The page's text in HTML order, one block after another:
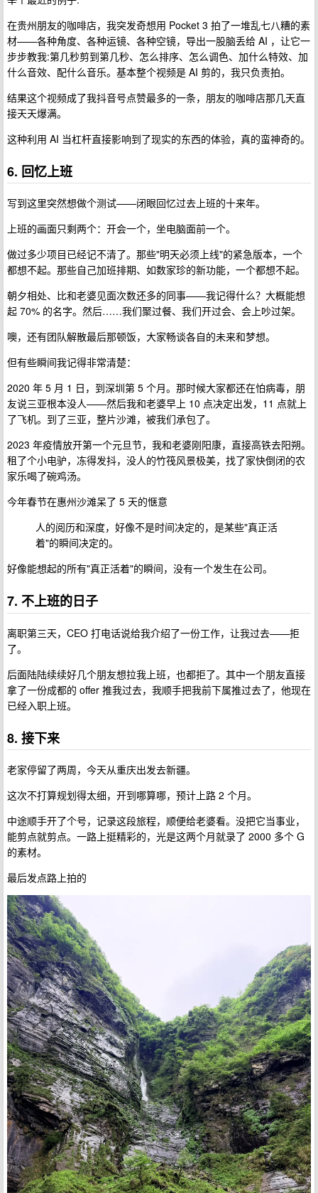
在贵州朋友的咖啡店，我突发奇想用 Pocket 3 拍了一堆乱七八糟的素
材——各种角度、各种运镜、各种空镜，导出一股脑丢给 AI ，让它一
步步教我:第几秒剪到第几秒、怎么排序、怎么调色、加什么特效、加
什么音效、配什么音乐。基本整个视频是 AI 剪的，我只负责拍。
结果这个视频成了我抖音号点赞最多的一条，朋友的咖啡店那几天直
接天天爆满。
这种利用 AI 当杠杆直接影响到了现实的东西的体验，真的蛮神奇的。
6. 回忆上班
写到这里突然想做个测试——闭眼回忆过去上班的十来年。
上班的画面只剩两个：开会一个，坐电脑面前一个。
做过多少项目已经记不清了。那些"明天必须上线"的紧急版本，一个
都想不起。那些自己加班排期、如数家珍的新功能，一个都想不起。
朝夕相处、比和老婆见面次数还多的同事——我记得什么？大概能想
起 70% 的名字。然后……我们聚过餐、我们开过会、会上吵过架。
噢，还有团队解散最后那顿饭，大家畅谈各自的未来和梦想。
但有些瞬间我记得非常清楚：
2020 年 5 月 1 日，到深圳第 5 个月。那时候大家都还在怕病毒，朋
友说三亚根本没人——然后我和老婆早上 10 点决定出发，11 点就上
了飞机。到了三亚，整片沙滩，被我们承包了。
2023 年疫情放开第一个元旦节，我和老婆刚阳康，直接高铁去阳朔。
租了个小电驴，冻得发抖，没人的竹筏风景极美，找了家快倒闭的农
家乐喝了碗鸡汤。
今年春节在惠州沙滩呆了 5 天的惬意
人的阅历和深度，好像不是时间决定的，是某些"真正活
着"的瞬间决定的。
好像能想起的所有"真正活着"的瞬间，没有一个发生在公司。
7. 不上班的日子
离职第三天，CEO 打电话说给我介绍了一份工作，让我过去——拒
了。
后面陆陆续续好几个朋友想拉我上班，也都拒了。其中一个朋友直接
拿了一份成都的 offer 推我过去，我顺手把我前下属推过去了，他现在
已经入职上班。
8. 接下来
老家停留了两周，今天从重庆出发去新疆。
这次不打算规划得太细，开到哪算哪，预计上路 2 个月。
中途顺手开了个号，记录这段旅程，顺便给老婆看。没把它当事业，
能剪点就剪点。一路上挺精彩的，光是这两个月就录了 2000 多个 G
的素材。
最后发点路上拍的